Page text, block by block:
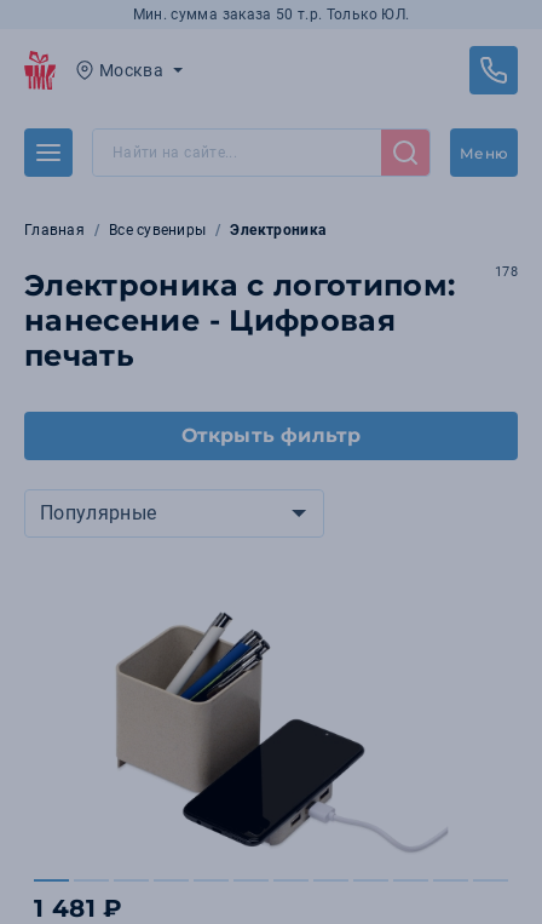
Мин. сумма заказа 50 т.р. Только ЮЛ.
Москва
Меню
Главная Все сувениры Электроника
Электроника с логотипом:
нанесение - Цифровая
печать
178
Открыть фильтр
Популярные
1 481 ₽